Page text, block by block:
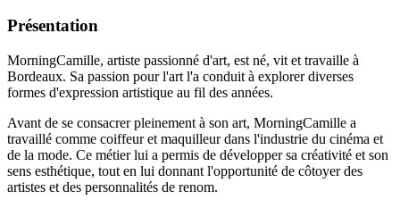
Présentation
MorningCamille, artiste passionné d'art, est né, vit et travaille à
Bordeaux. Sa passion pour l'art l'a conduit à explorer diverses
formes d'expression artistique au fil des années.
Avant de se consacrer pleinement à son art, MorningCamille a
travaillé comme coiffeur et maquilleur dans l'industrie du cinéma et
de la mode. Ce métier lui a permis de développer sa créativité et son
sens esthétique, tout en lui donnant l'opportunité de côtoyer des
artistes et des personnalités de renom.